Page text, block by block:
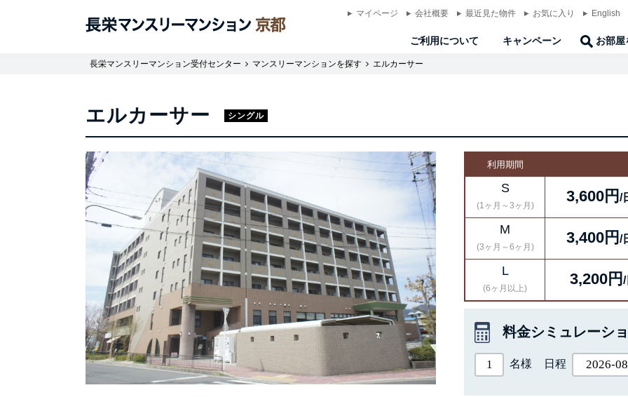
マイページ 会社概要 最近見た物件 お気に入り English
ご利用について キャンペーン お部屋
長栄マンスリーマンション受付センター マンスリーマンションを探す エルカーサー
エルカーサー シングル
利用期間
S
(1ヶ月～3ヶ月)
3,600円 /
M
(3ヶ月～6ヶ月)
3,400円 /
L
(6ヶ月以上)
3,200円 /
料金シミュレーシ
名様 日程